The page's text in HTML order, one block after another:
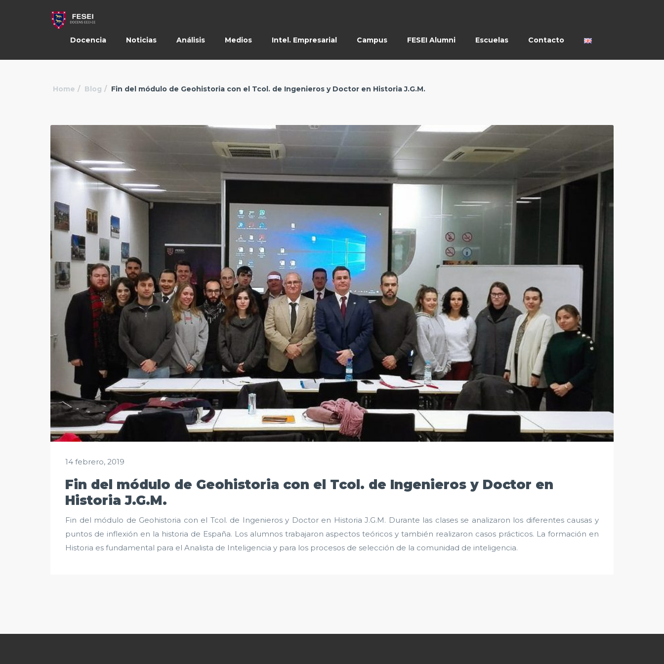
Docencia Noticias Análisis Medios Intel. Empresarial Campus FESEI Alumni Escuelas Contacto
Home Blog Fin del módulo de Geohistoria con el Tcol. de Ingenieros y Doctor en Historia J.G.M.
14 febrero, 2019
Fin del módulo de Geohistoria con el Tcol. de Ingenieros y Doctor en
Historia J.G.M.
Fin del módulo de Geohistoria con el Tcol. de Ingenieros y Doctor en Historia J.G.M. Durante las clases se analizaron los diferentes causas y
puntos de inflexión en la historia de España. Los alumnos trabajaron aspectos teóricos y también realizaron casos prácticos. La formación en
Historia es fundamental para el Analista de Inteligencia y para los procesos de selección de la comunidad de inteligencia.